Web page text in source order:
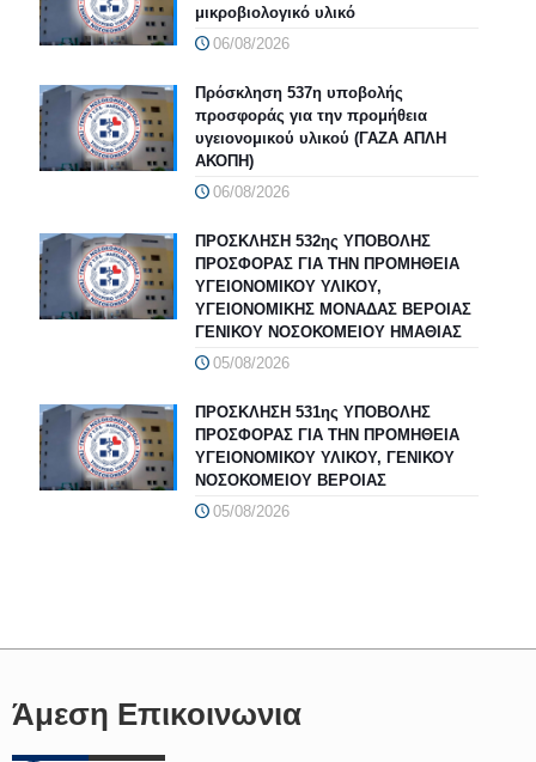
μικροβιολογικό υλικό
06/08/2026
Πρόσκληση 537η υποβολής
προσφοράς για την προμήθεια
υγειονομικού υλικού (ΓΑΖΑ ΑΠΛΗ
ΑΚΟΠΗ)
06/08/2026
ΠΡΟΣΚΛΗΣΗ 532ης ΥΠΟΒΟΛΗΣ
ΠΡΟΣΦΟΡΑΣ ΓΙΑ ΤΗΝ ΠΡΟΜΗΘΕΙΑ
ΥΓΕΙΟΝΟΜΙΚΟΥ ΥΛΙΚΟΥ,
ΥΓΕΙΟΝΟΜΙΚΗΣ ΜΟΝΑΔΑΣ ΒΕΡΟΙΑΣ
ΓΕΝΙΚΟΥ ΝΟΣΟΚΟΜΕΙΟΥ ΗΜΑΘΙΑΣ
05/08/2026
ΠΡΟΣΚΛΗΣΗ 531ης ΥΠΟΒΟΛΗΣ
ΠΡΟΣΦΟΡΑΣ ΓΙΑ ΤΗΝ ΠΡΟΜΗΘΕΙΑ
ΥΓΕΙΟΝΟΜΙΚΟΥ ΥΛΙΚΟΥ, ΓΕΝΙΚΟΥ
ΝΟΣΟΚΟΜΕΙΟΥ ΒΕΡΟΙΑΣ
05/08/2026
Άμεση Επικοινωνια